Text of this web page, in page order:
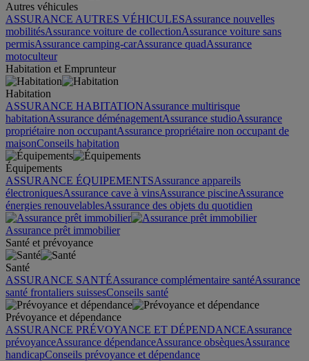
Autres véhicules
ASSURANCE AUTRES VÉHICULESAssurance nouvelles
mobilitésAssurance voiture de collectionAssurance voiture sans
permisAssurance camping-carAssurance quadAssurance
motoculteur
Habitation et Emprunteur
Habitation
ASSURANCE HABITATIONAssurance multirisque
habitationAssurance déménagementAssurance studioAssurance
propriétaire non occupantAssurance propriétaire non occupant de
maisonConseils habitation
Équipements
ASSURANCE ÉQUIPEMENTSAssurance appareils
électroniquesAssurance cave à vinsAssurance piscineAssurance
énergies renouvelablesAssurance des objets du quotidien
Assurance prêt immobilier
Santé et prévoyance
Santé
ASSURANCE SANTÉAssurance complémentaire santéAssurance
santé frontaliers suissesConseils santé
Prévoyance et dépendance
ASSURANCE PRÉVOYANCE ET DÉPENDANCEAssurance
prévoyanceAssurance dépendanceAssurance obsèquesAssurance
handicapConseils prévoyance et dépendance